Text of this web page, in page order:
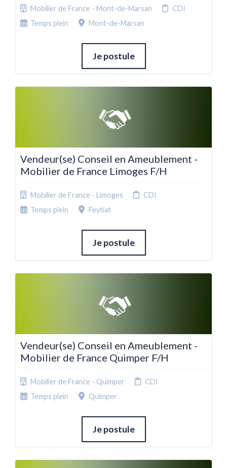
Mobilier de France - Mont-de-Marsan
CDI
Temps plein
Mont-de-Marsan
Je postule
Vendeur(se) Conseil en Ameublement -
Mobilier de France Limoges F/H
Mobilier de France - Limoges
CDI
Temps plein
Feytiat
Je postule
Vendeur(se) Conseil en Ameublement -
Mobilier de France Quimper F/H
Mobilier de France - Quimper
CDI
Temps plein
Quimper
Je postule